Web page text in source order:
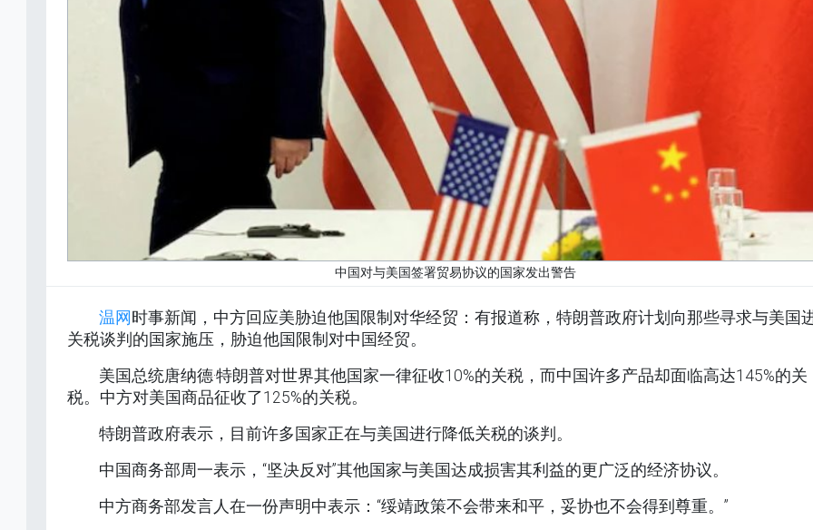
中国对与美国签署贸易协议的国家发出警告
温网 时事新闻，中方回应美胁迫他国限制对华经贸：有报道称，特朗普政府计划向那些寻求与美国
关税谈判的国家施压，胁迫他国限制对中国经贸。
美国总统唐纳德·特朗普对世界其他国家一律征收10%的关税，而中国许多产品却面临高达145%的关
税。中方对美国商品征收了125%的关税。
特朗普政府表示，目前许多国家正在与美国进行降低关税的谈判。
中国商务部周一表示，“坚决反对”其他国家与美国达成损害其利益的更广泛的经济协议。
中方商务部发言人在一份声明中表示：“绥靖政策不会带来和平，妥协也不会得到尊重。”